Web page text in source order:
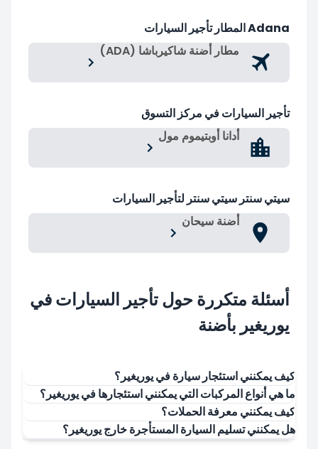
Adana المطار تأجير السيارات
مطار أضنة شاكيرباشا (ADA)
تأجير السيارات في مركز التسوق
أدانا أوبتيموم مول
سيتي سنتر سيتي سنتر لتأجير السيارات
أضنة سيحان
أسئلة متكررة حول تأجير السيارات في
يوريغير بأضنة
كيف يمكنني استئجار سيارة في يوريغير؟
ما هي أنواع المركبات التي يمكنني استئجارها في يوريغير؟
كيف يمكنني معرفة الحملات؟
هل يمكنني تسليم السيارة المستأجرة خارج يوريغير؟